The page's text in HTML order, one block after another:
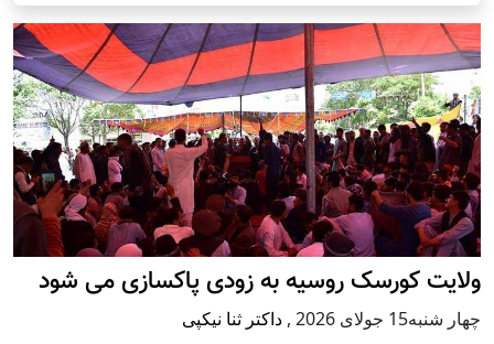
ولایت کورسک روسیه به زودی پاکسازی می شود
چهار شنبه15 جولای 2026 , داکتر ثنا نیکپی